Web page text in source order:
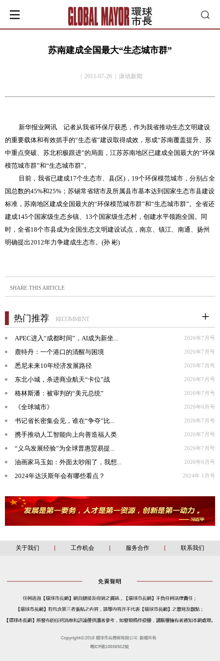
苏南建成全国最大“生态城市群”
| 2011-07-26 | 滚动新闻
新华报业网讯 记者从我省环保厅获悉，作为我省推动生态文明建设
的重要载体和有效抓手的“生态省”建设取得成效，形成“苏南覆盖提升、苏
中重点突破、苏北积极跟进”的局面，江苏苏南地区已建成全国最大的“环保
模范城市群”和“生态城市群”。
目前，我省已建成17个生态市、县(区) ， 19个环保模范城市，分别占全
国总数的45%和25% ；苏锡常省辖市及所属县市基本达到国家生态市县建设
标准，苏南地区建成全国最大的“环保模范城市群”和“生态城市群”。全省还
建成145个国家级生态乡镇、 13个国家级生态村，创建水平领跑全国。同
时，全省18个市县成为全国生态文明建设试点，南京、镇江、南通、扬州
明确提出2012年力争建成生态市。 (孙 彬)
SHARE THIS ARTICLE
热门推荐 RECOMMENT
APEC进入“成都时间”，AI成为新坐... 2026年7月号
鹿特丹：一个港口的清醒与困境 2026年7月号
悉尼未来10年经济发展路径 2026年7月号
东北小城，杀进商业航天“卡位”战 2026年7月号
格林斯潘：被审判的“美元总统” 2026年7月号
《全球城市》 2026年6月号
书记省长密集会见，谁在“争夺”比... 2026年7月号
携手推动人工智能向上向善造福人类 2026年7月号
“义乌发展经验”为全球普惠贸易提... 2026年7月号
油画家马玉如：外面太吵闹了，我想... 2026年6月号
2024年达沃斯年会有哪些看点？ 2024年 1月号
关于我们 工作机会 服务合作 联系我们